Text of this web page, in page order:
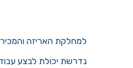
למחלקת האריזה
נדרשת יכולת לבצע